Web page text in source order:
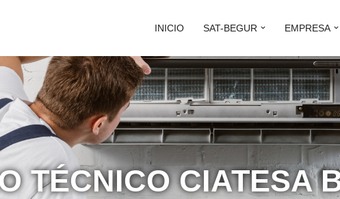
INICIO SAT-BEGUR EMPRESA
TÉCNICO CIATESA